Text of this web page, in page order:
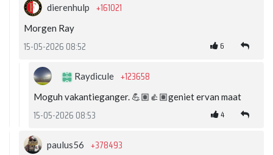
dierenhulp +161021
Morgen Ray
15-05-2026 08:52 6
Raydicule +123658
Moguh vakantieganger. 💪🏽👍🏽geniet ervan maat
15-05-2026 08:53 4
paulus56 +378493